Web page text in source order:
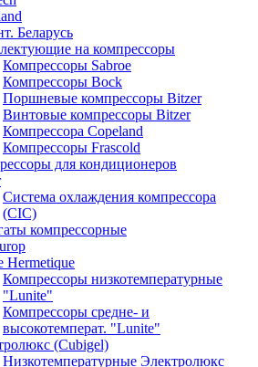
Беларусь
на компрессоры
Компрессоры Sabroe
Компрессоры Bock
Поршневые компрессоры Bitzer
Винтовые компрессоры Bitzer
Компрессора Copeland
Компрессоры Frascold
для кондиционеров
Система охлаждения компрессора
(CIC)
компрессорные
Hermetique
Компрессоры низкотемпературные
"Lunite"
Компрессоры средне- и
высокотемперат. "Lunite"
(Cubigel)
Низкотемпературные Электролюкс